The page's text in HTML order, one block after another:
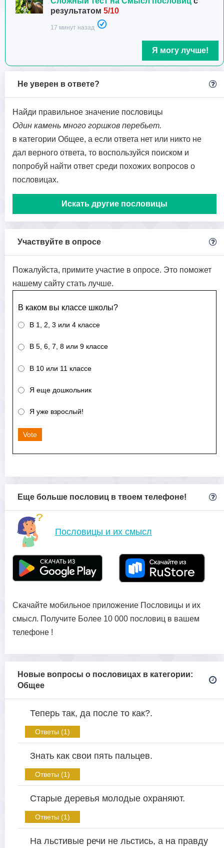
результатом 5/10
17 минут назад
Я могу лучше!
Не уверен в ответе?
Найди правильное значение пословицы
Один камень много горшков перебьет.
в категории Общее, а если ответа нет или никто не
дал верного ответа, то воспользуйся поиском и
попробуй найти ответ среди похожих вопросов о
пословицах.
Искать другие пословицы
Участвуйте в опросе
Пожалуйста, примите участие в опросе. Это поможет
нашему сайту стать лучше.
В каком вы классе школы?
В 1, 2, 3 или 4 классе
В 5, 6, 7, 8 или 9 классе
В 10 или 11 классе
Я еще дошкольник
Я уже взрослый!
Vote
Еще больше пословиц в твоем телефоне!
Пословицы и их смысл
Скачайте мобильное приложение Пословицы и их
смысл. Получите Более 10 000 пословиц в вашем
телефоне !
Новые вопросы о пословицах в категории:
Общее
Теперь так, да после то как?.
Ответы (1)
Знать как свои пять пальцев.
Ответы (1)
Старые деревья молодые охраняют.
Ответы (1)
На льстивые речи не льстись, а на правду